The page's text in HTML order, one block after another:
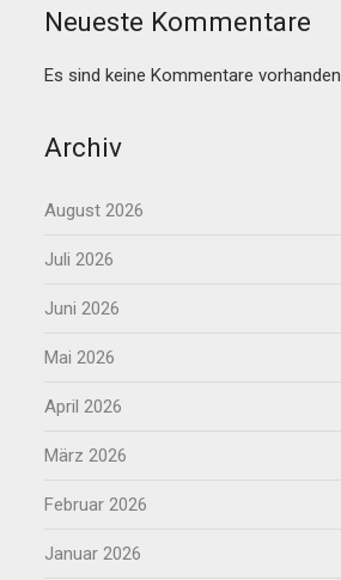
Neueste Kommentare
Es sind keine Kommentare vorhanden.
Archiv
August 2026
Juli 2026
Juni 2026
Mai 2026
April 2026
März 2026
Februar 2026
Januar 2026